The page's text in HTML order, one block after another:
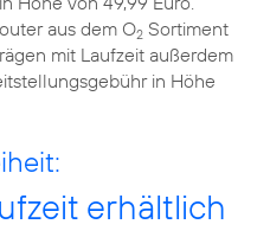
aus dem O2 Sortiment
mit Laufzeit außerdem
in Höhe
erhältlich